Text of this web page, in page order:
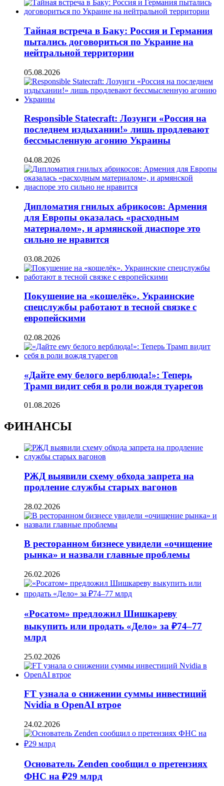
Тайная встреча в Баку: Россия и Германия
пытались договориться по Украине на
нейтральной территории
05.08.2026
Responsible Statecraft: Лозунги «Россия на
последнем издыхании!» лишь продлевают
бессмысленную агонию Украины
04.08.2026
Дипломатия гнилых абрикосов: Армения
для Европы оказалась «расходным
материалом», и армянской диаспоре это
сильно не нравится
03.08.2026
Покушение на «кошелёк». Украинские
спецслужбы работают в тесной связке с
европейскими
02.08.2026
«Дайте ему белого верблюда!»: Теперь
Трамп видит себя в роли вождя туарегов
01.08.2026
ФИНАНСЫ
РЖД выявили схему обхода запрета на
продление службы старых вагонов
28.02.2026
В ресторанном бизнесе увидели «очищение
рынка» и назвали главные проблемы
26.02.2026
«Росатом» предложил Шишкареву
выкупить или продать «Дело» за ₽74–77
млрд
25.02.2026
FT узнала о снижении суммы инвестиций
Nvidia в OpenAI втрое
24.02.2026
Основатель Zenden сообщил о претензиях
ФНС на ₽29 млрд